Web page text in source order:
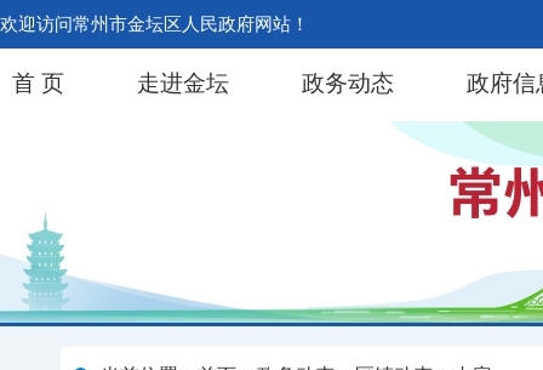
欢迎访问常州市金坛区人民政府网站！
首 页 走进金坛 政务动态 政府信